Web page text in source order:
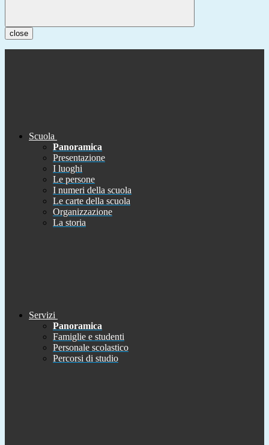
close
Scuola
Panoramica
Presentazione
I luoghi
Le persone
I numeri della scuola
Le carte della scuola
Organizzazione
La storia
Servizi
Panoramica
Famiglie e studenti
Personale scolastico
Percorsi di studio